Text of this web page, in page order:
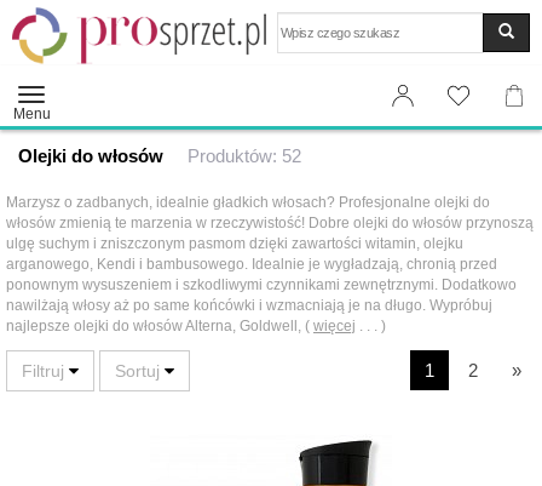
Menu
Olejki do włosów Produktów: 52
Marzysz o zadbanych, idealnie gładkich włosach? Profesjonalne olejki do
włosów zmienią te marzenia w rzeczywistość! Dobre olejki do włosów przynoszą
ulgę suchym i zniszczonym pasmom dzięki zawartości witamin, olejku
arganowego, Kendi i bambusowego. Idealnie je wygładzają, chronią przed
ponownym wysuszeniem i szkodliwymi czynnikami zewnętrznymi. Dodatkowo
nawilżają włosy aż po same końcówki i wzmacniają je na długo. Wypróbuj
najlepsze olejki do włosów Alterna, Goldwell, ( więcej . . . )
1 2 »